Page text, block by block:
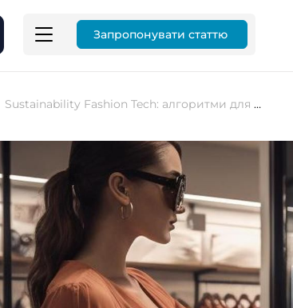
Запропонувати статтю
Sustainability Fashion Tech: алгоритми для щастя покупців і прибутку продавців, які зберігають планету